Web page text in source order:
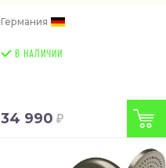
Германия
В НАЛИЧИИ
34 990